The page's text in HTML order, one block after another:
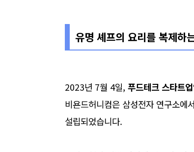
유명 셰프의 요리를 복제하
2023년 7월 4일, 푸드테크 스타트
비욘드허니컴은 삼성전자 연구소에
설립되었습니다.